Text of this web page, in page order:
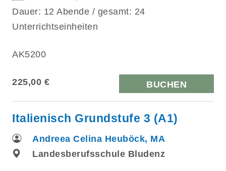
Dauer: 12 Abende / gesamt: 24
Unterrichtseinheiten
AK5200
225,00 € BUCHEN
Italienisch Grundstufe 3 (A1)
Andreea Celina Heuböck, MA
Landesberufsschule Bludenz